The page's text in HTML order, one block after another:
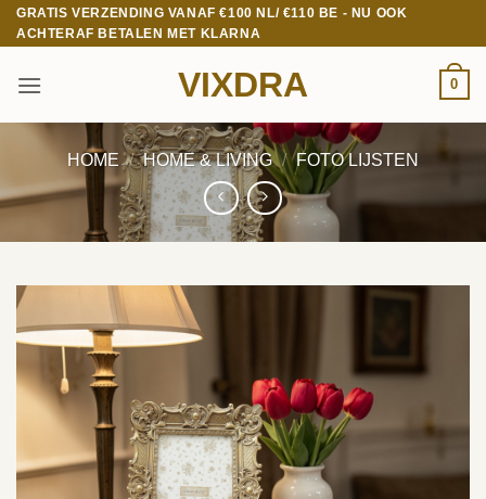
Ga
naar
GRATIS VERZENDING VANAF €100 NL/ €110 BE - NU OOK
ACHTERAF BETALEN MET KLARNA
VIXDRA 0
HOME / HOME & LIVING / FOTO LIJSTEN